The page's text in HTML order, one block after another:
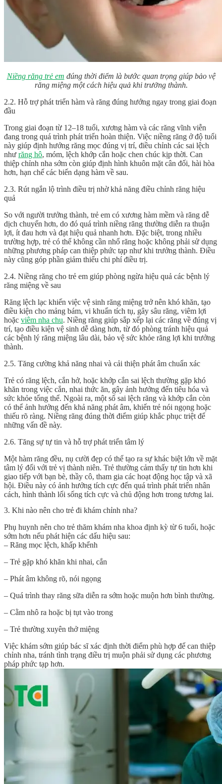
Niềng răng trẻ em đúng thời điểm là bước quan trọng giúp bảo vệ
răng miệng một cách hiệu quả khi trưởng thành.
2.2. Hỗ trợ phát triển hàm và răng đúng hướng ngay trong giai đoạn
đầu
Trong giai đoạn từ 12–18 tuổi, xương hàm và các răng vĩnh viễn
đang trong quá trình phát triển hoàn thiện. Việc niềng răng ở độ tuổi
này giúp định hướng răng mọc đúng vị trí, điều chỉnh các sai lệch
như răng hô, móm, lệch khớp cắn hoặc chen chúc kịp thời. Can
thiệp chỉnh nha sớm còn giúp định hình khuôn mặt cân đối, hài hòa
hơn, hạn chế các biến dạng hàm về sau.
2.3. Rút ngắn lộ trình điều trị nhờ khả năng điều chỉnh răng hiệu
quả
So với người trưởng thành, trẻ em có xương hàm mềm và răng dễ
dịch chuyển hơn, do đó quá trình niềng răng thường diễn ra thuận
lợi, ít đau hơn và đạt hiệu quả nhanh hơn. Đặc biệt, trong nhiều
trường hợp, trẻ có thể không cần nhổ răng hoặc không phải sử dụng
những phương pháp can thiệp phức tạp như khi trưởng thành. Điều
này cũng góp phần giảm thiểu chi phí điều trị.
2.4. Niềng răng cho trẻ em giúp phòng ngừa hiệu quả các bệnh lý
răng miệng về sau
Răng lệch lạc khiến việc vệ sinh răng miệng trở nên khó khăn, tạo
điều kiện cho mảng bám, vi khuẩn tích tụ, gây sâu răng, viêm lợi
hoặc viêm nha chu. Niềng răng giúp sắp xếp lại các răng về đúng vị
trí, tạo điều kiện vệ sinh dễ dàng hơn, từ đó phòng tránh hiệu quả
các bệnh lý răng miệng lâu dài, bảo vệ sức khỏe răng lợi khi trưởng
thành.
2.5. Tăng cường khả năng nhai và cải thiện phát âm chuẩn xác
Trẻ có răng lệch, cắn hở, hoặc khớp cắn sai lệch thường gặp khó
khăn trong việc cắn, nhai thức ăn, gây ảnh hưởng đến tiêu hóa và
sức khỏe tổng thể. Ngoài ra, một số sai lệch răng và khớp cắn còn
có thể ảnh hưởng đến khả năng phát âm, khiến trẻ nói ngọng hoặc
thiếu rõ ràng. Niềng răng đúng thời điểm giúp khắc phục triệt để
những vấn đề này.
2.6. Tăng sự tự tin và hỗ trợ phát triển tâm lý
Một hàm răng đều, nụ cười đẹp có thể tạo ra sự khác biệt lớn về mặt
tâm lý đối với trẻ vị thành niên. Trẻ thường cảm thấy tự tin hơn khi
giao tiếp với bạn bè, thầy cô, tham gia các hoạt động học tập và xã
hội. Điều này có ảnh hưởng tích cực đến quá trình phát triển nhân
cách, hình thành lối sống tích cực và chủ động hơn trong tương lai.
3. Khi nào nên cho trẻ đi khám chỉnh nha?
Phụ huynh nên cho trẻ thăm khám nha khoa định kỳ từ 6 tuổi, hoặc
sớm hơn nếu phát hiện các dấu hiệu sau:
– Răng mọc lệch, khấp khểnh
– Trẻ gặp khó khăn khi nhai, cắn
– Phát âm không rõ, nói ngọng
– Quá trình thay răng sữa diễn ra sớm hoặc muộn hơn bình thường.
– Cằm nhô ra hoặc bị tụt vào trong
– Trẻ thường xuyên thở miệng
Việc khám sớm giúp bác sĩ xác định thời điểm phù hợp để can thiệp
chỉnh nha, tránh tình trạng điều trị muộn phải sử dụng các phương
pháp phức tạp hơn.